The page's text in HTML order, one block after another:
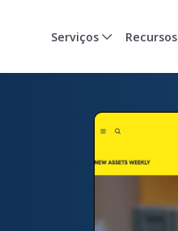
Serviços Recursos